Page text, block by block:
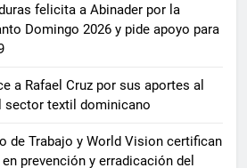
felicita a Abinader por la
Domingo 2026 y pide apoyo para
a Rafael Cruz por sus aportes al
textil dominicano
de Trabajo y World Vision certifican
prevención y erradicación del